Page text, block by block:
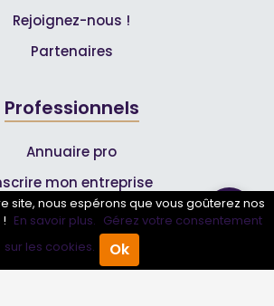
Pro Agenda
Rejoignez-nous !
Partenaires
Professionnels
Annuaire pro
mon entreprise
Abonnements Pros
Infos
site, nous espérons que vous goûterez nos
En savoir plus. Gérez votre consentement
sur les cookies.
Ok